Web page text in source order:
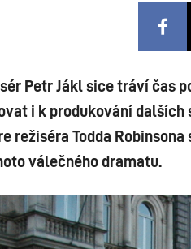
Petr Jákl sice tráví čas
i k produkování
režiséra Todda
válečného dramatu.